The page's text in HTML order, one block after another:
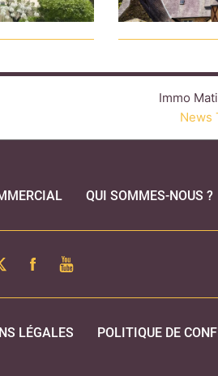
Immo
News
QUI SOMMES-NOUS ?
FACEBOOK
YOUTUBE
LÉGALES POLITIQUE DE